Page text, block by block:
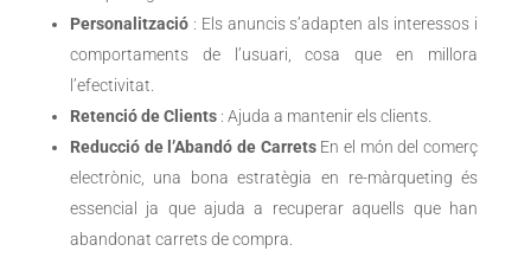
Personalització : Els anuncis s’adapten als interessos i
comportaments de l’usuari, cosa que en millora
l’efectivitat.
Retenció de Clients : Ajuda a mantenir els clients.
Reducció de l’Abandó de Carrets En el món del comerç
electrònic, una bona estratègia en re-màrqueting és
essencial ja que ajuda a recuperar aquells que han
abandonat carrets de compra.